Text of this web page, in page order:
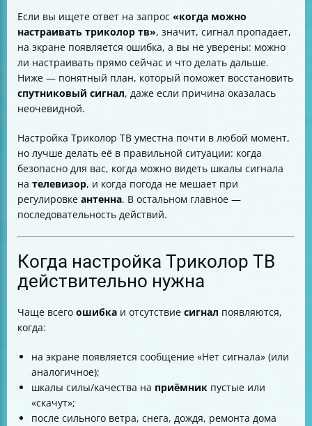
Как настраивать антенну, если шкалы не заполнены
Почему сигнал может пропадать даже при
правильной настройке
Кабель и разъёмы: когда это важно проверить
Крепление антенны: почему оно влияет на
стабильность
Когда лучше вызвать мастера
Как продолжить просмотр, пока сигнал
восстанавливается
Можно ли создавать свой список каналов и как это
связано с настройкой
Если коротко: лучший сценарий «когда можно»
Если вы ищете ответ на запрос «когда можно
настраивать триколор тв», значит, сигнал пропадает,
на экране появляется ошибка, а вы не уверены: можно
ли настраивать прямо сейчас и что делать дальше.
Ниже — понятный план, который поможет восстановить
спутниковый сигнал, даже если причина оказалась
неочевидной.
Настройка Триколор ТВ уместна почти в любой момент,
но лучше делать её в правильной ситуации: когда
безопасно для вас, когда можно видеть шкалы сигнала
на телевизор, и когда погода не мешает при
регулировке антенна. В остальном главное —
последовательность действий.
Когда настройка Триколор ТВ
действительно нужна
Чаще всего ошибка и отсутствие сигнал появляются,
когда:
на экране появляется сообщение «Нет сигнала» (или
аналогичное);
шкалы силы/качества на приёмник пустые или
«скачут»;
после сильного ветра, снега, дождя, ремонта дома